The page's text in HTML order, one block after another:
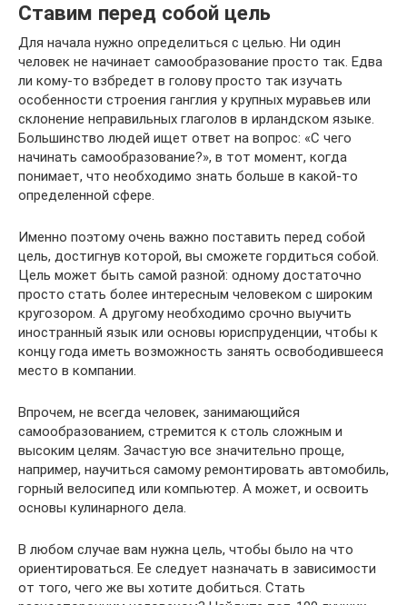
Ставим перед собой цель
Для начала нужно определиться с целью. Ни один
человек не начинает самообразование просто так. Едва
ли кому-то взбредет в голову просто так изучать
особенности строения ганглия у крупных муравьев или
склонение неправильных глаголов в ирландском языке.
Большинство людей ищет ответ на вопрос: «С чего
начинать самообразование?», в тот момент, когда
понимает, что необходимо знать больше в какой-то
определенной сфере.
Именно поэтому очень важно поставить перед собой
цель, достигнув которой, вы сможете гордиться собой.
Цель может быть самой разной: одному достаточно
просто стать более интересным человеком с широким
кругозором. А другому необходимо срочно выучить
иностранный язык или основы юриспруденции, чтобы к
концу года иметь возможность занять освободившееся
место в компании.
Впрочем, не всегда человек, занимающийся
самообразованием, стремится к столь сложным и
высоким целям. Зачастую все значительно проще,
например, научиться самому ремонтировать автомобиль,
горный велосипед или компьютер. А может, и освоить
основы кулинарного дела.
В любом случае вам нужна цель, чтобы было на что
ориентироваться. Ее следует назначать в зависимости
от того, чего же вы хотите добиться. Стать